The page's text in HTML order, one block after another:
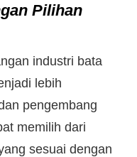
Pilihan
industri bata
lebih
pengembang
memilih dari
sesuai dengan